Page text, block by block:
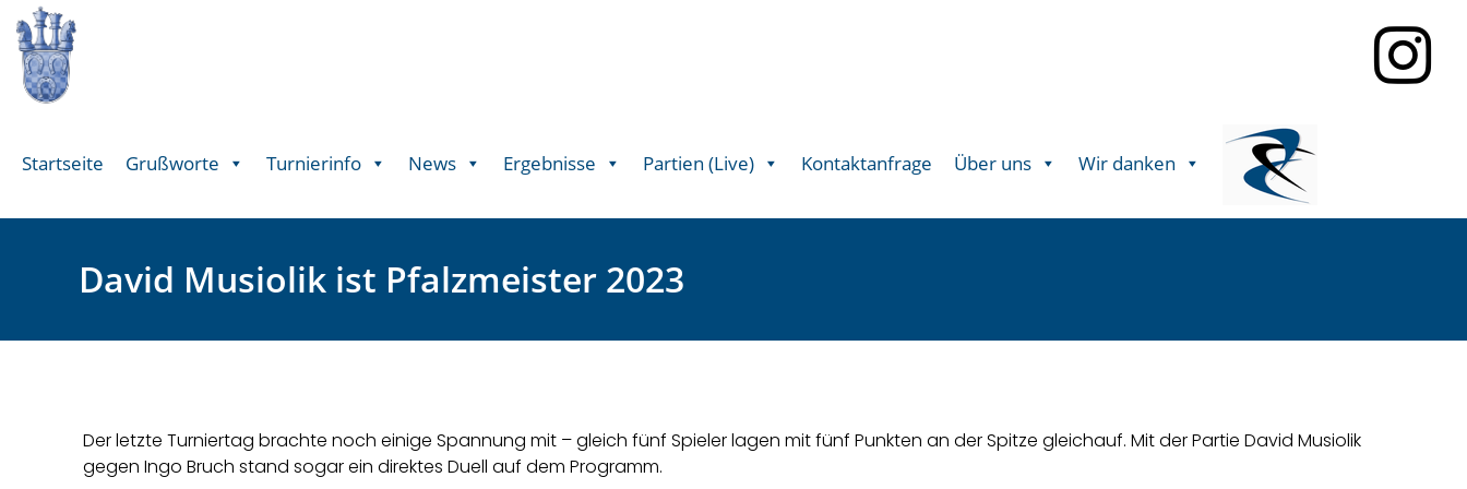
Startseite Grußworte Turnierinfo News Ergebnisse Partien (Live) Kontaktanfrage Über uns Wir danken
David Musiolik ist Pfalzmeister 2023
Der letzte Turniertag brachte noch einige Spannung mit – gleich fünf Spieler lagen mit fünf Punkten an der Spitze gleichauf. Mit der Partie David Musiolik
gegen Ingo Bruch stand sogar ein direktes Duell auf dem Programm.